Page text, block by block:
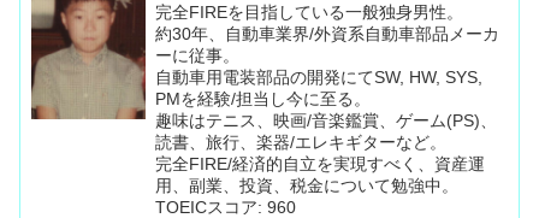
完全FIREを目指している一般独身男性。
約30年、自動車業界/外資系自動車部品メーカ
ーに従事。
自動車用電装部品の開発にてSW, HW, SYS,
PMを経験/担当し今に至る。
趣味はテニス、映画/音楽鑑賞、ゲーム(PS)、
読書、旅行、楽器/エレキギターなど。
完全FIRE/経済的自立を実現すべく、資産運
用、副業、投資、税金について勉強中。
TOEICスコア: 960